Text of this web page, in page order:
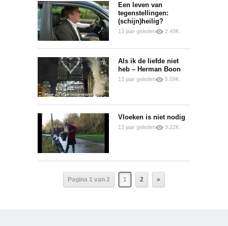
Een leven van
tegenstellingen:
(schijn)heilig?
13 jaar geleden
2.49K
Als ik de liefde niet
heb – Herman Boon
13 jaar geleden
5.59K
Vloeken is niet nodig
13 jaar geleden
3.22K
Pagina 1 van 2 1 2 »